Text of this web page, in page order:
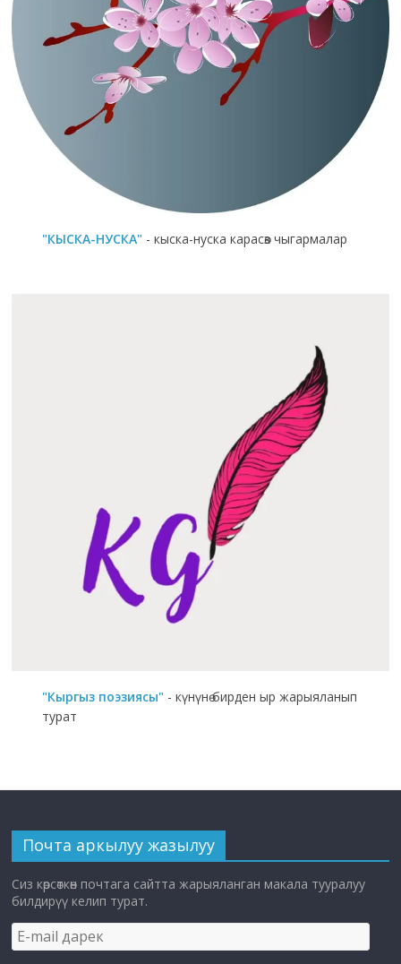
"КЫСКА-НУСКА" - кыска-нуска карасөз чыгармалар
"Кыргыз поэзиясы" - күнүнө бирден ыр жарыяланып
турат
Почта аркылуу жазылуу
Сиз көрсөткөн почтага сайтта жарыяланган макала тууралуу
билдирүү келип турат.
E-
mail